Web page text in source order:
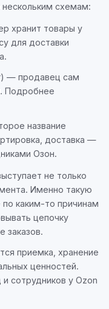
схемам:
хранит товары у
для доставки
— продавец сам
Подробнее
название
доставка —
Озон.
не только
Именно такую
каким-то причинам
цепочку
заказов.
приемка, хранение
ценностей.
сотрудников у Ozon